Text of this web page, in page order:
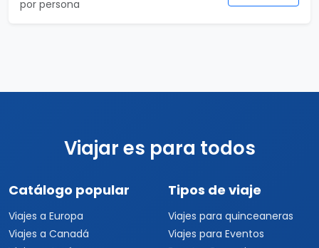
por persona
Viajar es para todos
Catálogo popular
Viajes a Europa
Viajes a Canadá
Tipos de viaje
Viajes para quinceaneras
Viajes para Eventos